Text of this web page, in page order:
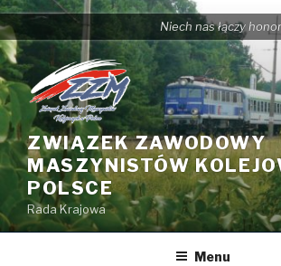
Przejdź
do
treści
Niech nas łączy
ZWIĄZEK ZAWODOWY
MASZYNISTÓW
POLSCE
Rada Krajowa
Menu